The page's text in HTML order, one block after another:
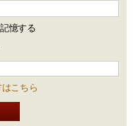
憶する
こちら